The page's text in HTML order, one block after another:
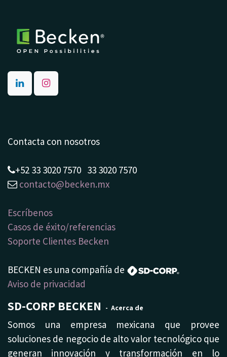
Contacta con nosotros
​+52 33 3020 7570 33 3020 7570
contacto@becken.mx
Escríbenos
Casos de éxito/referencias
Soporte Clientes Becken
BECKEN es una compañía de
Aviso de privacidad
SD-CORP BECKEN - Acerca de
Somos una empresa mexicana que provee
soluciones de negocio de alto valor tecnológico que
generan innovación y transformación en lo